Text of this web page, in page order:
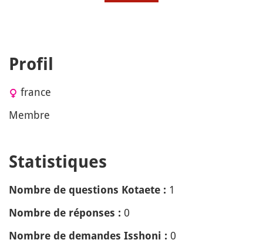
Profil
france
Membre
Statistiques
Nombre de questions Kotaete : 1
Nombre de réponses : 0
Nombre de demandes Isshoni : 0